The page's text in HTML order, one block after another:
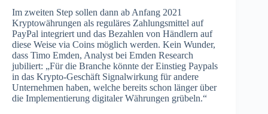
Im zweiten Step sollen dann ab Anfang 2021
Kryptowährungen als reguläres Zahlungsmittel auf
PayPal integriert und das Bezahlen von Händlern auf
diese Weise via Coins möglich werden. Kein Wunder,
dass Timo Emden, Analyst bei Emden Research
jubiliert: „Für die Branche könnte der Einstieg Paypals
in das Krypto-Geschäft Signalwirkung für andere
Unternehmen haben, welche bereits schon länger über
die Implementierung digitaler Währungen grübeln.“